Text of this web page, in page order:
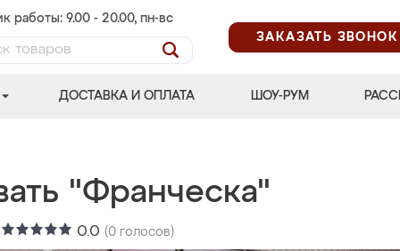
работы: 9.00 - 20.00, пн-вс
ЗАКАЗАТЬ ЗВОНОК
ДОСТАВКА И ОПЛАТА ШОУ-РУМ
"Франческа"
0.0 (0 голосов)